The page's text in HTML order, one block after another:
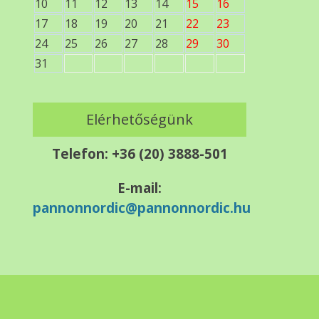
10
11 12 13 14 15
16
17
18 19 20 21 22
23
24
25 26 27 28 29
30
31
Elérhetőségünk
Telefon: +36 (20) 3888-501
E-mail:
pannonnordic@pannonnordic.hu